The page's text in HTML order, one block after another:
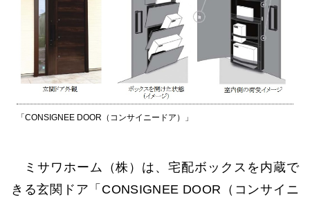
「CONSIGNEE DOOR（コンサイニードア）」
ミサワホーム（株）は、宅配ボックスを内蔵で
きる玄関ドア「CONSIGNEE DOOR（コンサイニ